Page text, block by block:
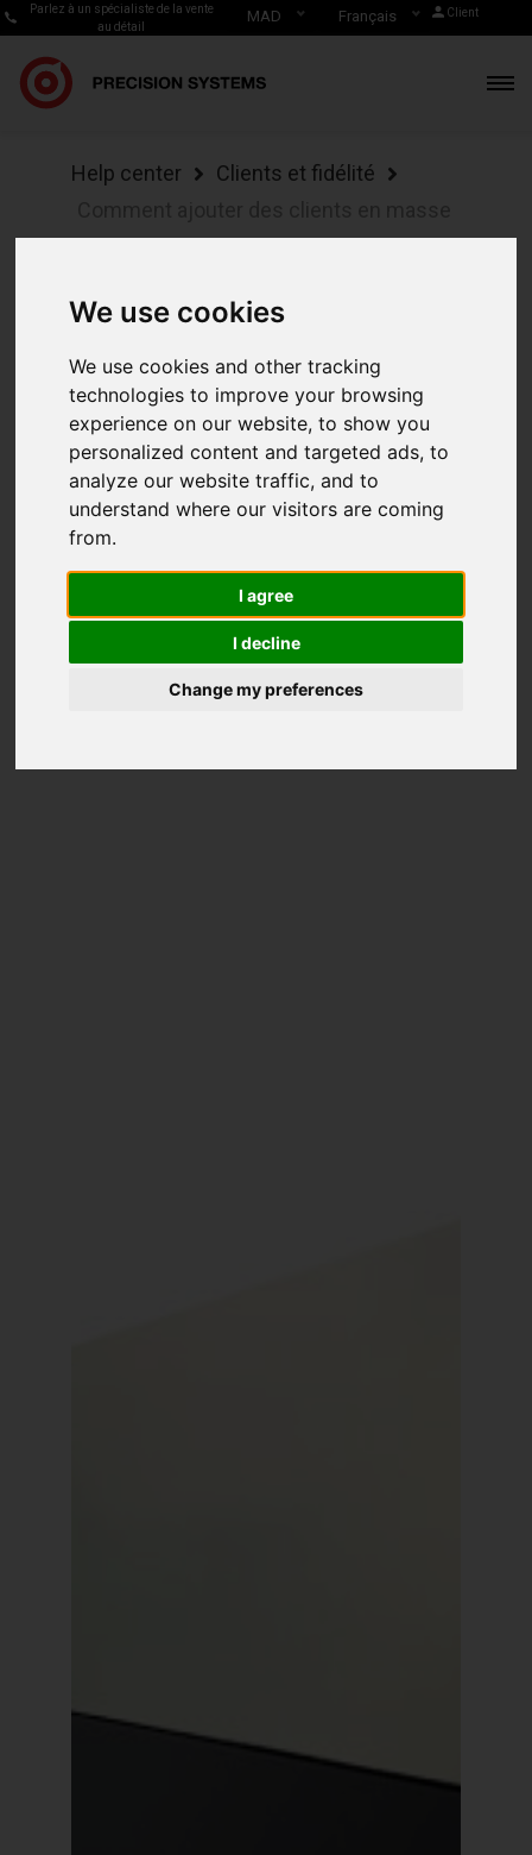
We use cookies
We use cookies and other tracking
technologies to improve your browsing
experience on our website, to show you
personalized content and targeted ads, to
analyze our website traffic, and to
understand where our visitors are coming
from.
I agree
I decline
Change my preferences
Parlez à un spécialiste de la vente
au détail
MAD Français Client
Help center
Clients et fidélité
Comment
des clients
en masse